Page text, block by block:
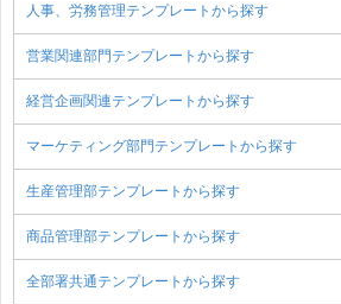
人事、労務管理テンプレートから探す
営業関連部門テンプレートから探す
経営企画関連テンプレートから探す
マーケティング部門テンプレートから探す
生産管理部テンプレートから探す
商品管理部テンプレートから探す
全部署共通テンプレートから探す